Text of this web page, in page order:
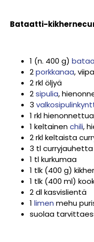
Bataatti-
1 (n. 400 g)
2porkkanaa,
2 rkl öljyä
2sipulia,
3
1 rkl hienonnettua
1 keltainenchili,
2 rkl keltaista
3 tl curryjauhetta
1 tl kurkumaa
1 tlk (400 g)
1 tlk (400 ml)
2 dl kasvislientä
1 limen mehu
suolaa